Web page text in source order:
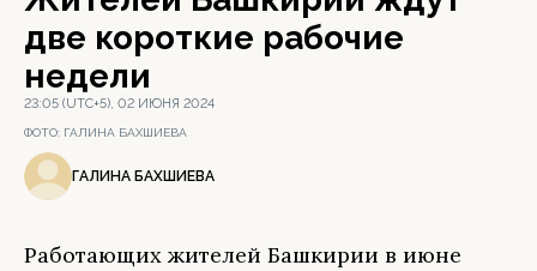
две короткие рабочие
недели
23:05 (UTC+5), 02 ИЮНЯ 2024
ФОТО: ГАЛИНА БАХШИЕВА
ГАЛИНА БАХШИЕВА
Работающих жителей Башкирии в июне